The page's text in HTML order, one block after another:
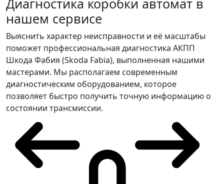
Диагностика коробки автомат в
нашем сервисе
Выяснить характер неисправности и её масштабы
поможет профессиональная диагностика АКПП
Шкода Фабия (Skoda Fabia), выполненная нашими
мастерами. Мы располагаем современным
диагностическим оборудованием, которое
позволяет быстро получить точную информацию о
состоянии трансмиссии.